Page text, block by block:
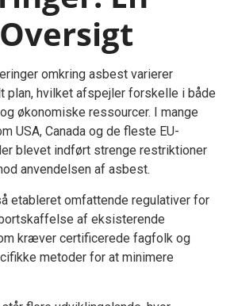
omkring asbest varierer
plan, hvilket afspejler forskelle i både
økonomiske ressourcer. I mange
USA, Canada og de fleste EU-
blevet indført strenge restriktioner
anvendelsen af asbest.
etableret omfattende regulativer for
af eksisterende
kræver certificerede fagfolk og
metoder for at minimere